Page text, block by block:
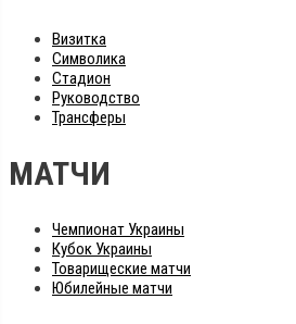
Визитка
Символика
Стадион
Руководство
Трансферы
МАТЧИ
Чемпионат Украины
Кубок Украины
Товарищеские матчи
Юбилейные матчи